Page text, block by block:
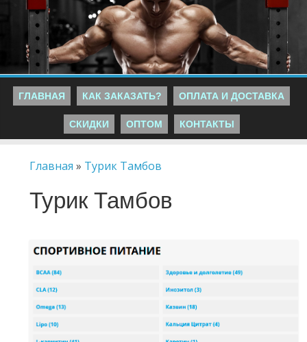
ГЛАВНАЯ КАК ЗАКАЗАТЬ? ОПЛАТА И ДОСТАВКА
СКИДКИ ОПТОМ КОНТАКТЫ
Главная » Турик Тамбов
Турик Тамбов